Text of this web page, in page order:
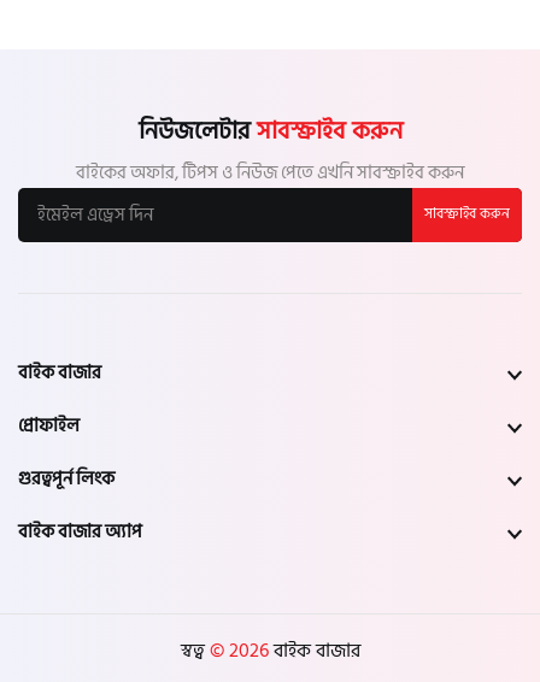
নিউজলেটারসাবস্ক্রাইব করুন
বাইকের অফার, টিপস ও নিউজ পেতে এখনি সাবস্ক্রাইব করুন
সাবস্ক্রাইব করুন
বাইক বাজার
প্রোফাইল
গুরত্বপূর্ন লিংক
বাইক বাজার অ্যাপ
স্বত্ব© 2026বাইক বাজার